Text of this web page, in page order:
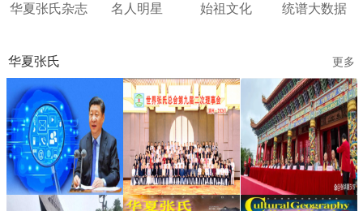
华夏张氏杂志 名人明星 始祖文化 统谱大数据
华夏张氏 更多